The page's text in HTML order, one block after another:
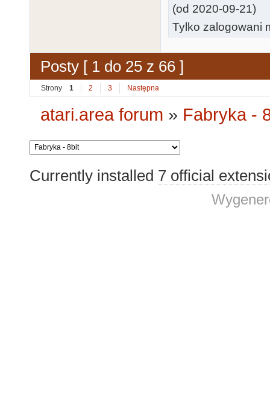
(od 2020-09-21)
Tylko zalogowani
Posty [ 1 do 25 z 66 ]
Strony 1 2 3 Następna
atari.area forum » Fabryka -
Currently installed 7 official